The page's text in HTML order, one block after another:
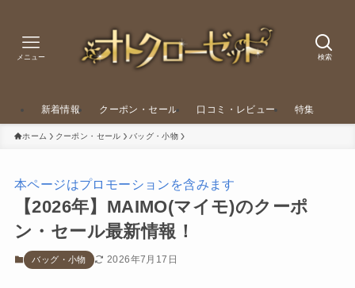
検索
メニュー
新着情報 クーポン・セール 口コミ・レビュー 特集
ホーム クーポン・セール バッグ・小物
本ページはプロモーションを含みます
【2026年】MAIMO(マイモ)のクーポ
ン・セール最新情報！
バッグ・小物 2026年7月17日